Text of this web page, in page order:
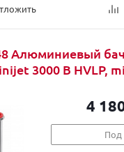
Алюминиевый
3000 B HVLP,
4
Под